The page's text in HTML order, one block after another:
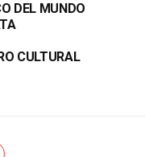
DEL MUNDO
CULTURAL